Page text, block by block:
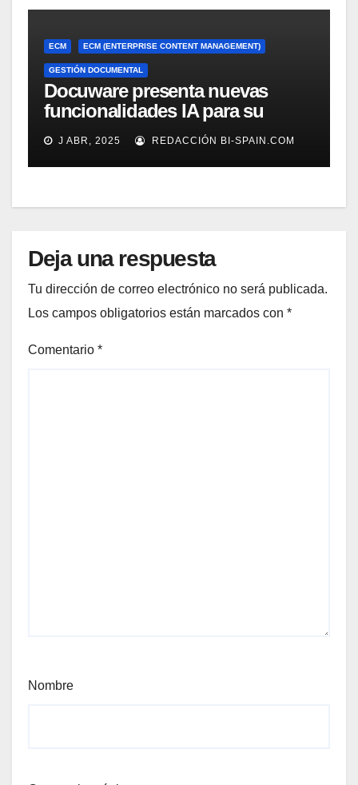
ECM ECM (ENTERPRISE CONTENT MANAGEMENT)
GESTIÓN DOCUMENTAL
Docuware presenta nuevas
funcionalidades IA para su
gestión documental
J ABR, 2025 REDACCIÓN BI-SPAIN.COM
Deja una respuesta
Tu dirección de correo electrónico no será publicada.
Los campos obligatorios están marcados con *
Comentario *
Nombre